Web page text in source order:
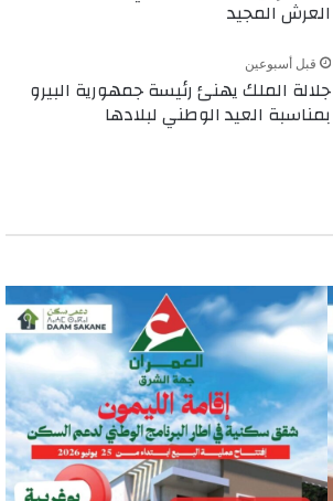
العرش المجيد
قبل أسبوعين
جلالة الملك يهنئ رئيسة جمهورية البيرو
بمناسبة العيد الوطني لبلادها
الفرنسية..التي لم تغادر القارة